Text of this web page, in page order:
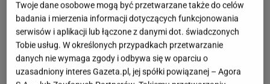
Twoje dane osobowe mogą być przetwarzane także do celów
badania i mierzenia informacji dotyczących funkcjonowania
serwisów i aplikacji lub łączone z danymi dot. świadczonych
Tobie usług. W określonych przypadkach przetwarzanie
danych nie wymaga zgody i odbywa się w oparciu o
uzasadniony interes Gazeta.pl, jej spółki powiązanej – Agora